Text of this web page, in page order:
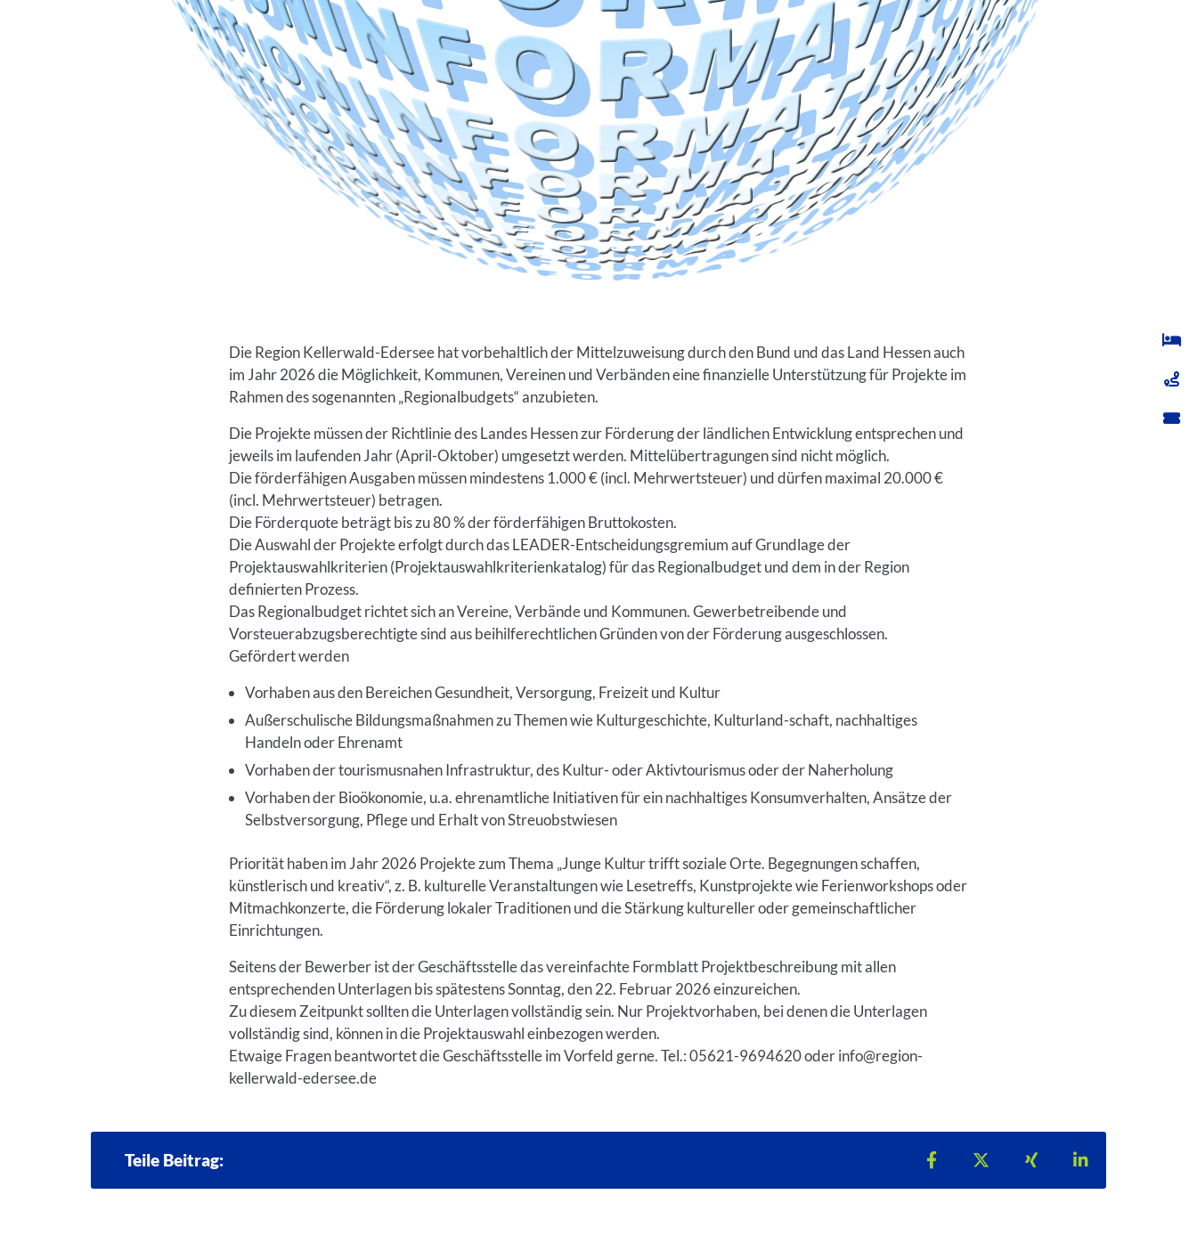
Die Region Kellerwald-Edersee hat vorbehaltlich der Mittelzuweisung durch den Bund und das Land Hessen auch
im Jahr 2026 die Möglichkeit, Kommunen, Vereinen und Verbänden eine finanzielle Unterstützung für Projekte im
Rahmen des sogenannten „Regionalbudgets“ anzubieten.
Die Projekte müssen der Richtlinie des Landes Hessen zur Förderung der ländlichen Entwicklung entsprechen und
jeweils im laufenden Jahr (April-Oktober) umgesetzt werden. Mittelübertragungen sind nicht möglich.
Die förderfähigen Ausgaben müssen mindestens 1.000 € (incl. Mehrwertsteuer) und dürfen maximal 20.000 €
(incl. Mehrwertsteuer) betragen.
Die Förderquote beträgt bis zu 80 % der förderfähigen Bruttokosten.
Die Auswahl der Projekte erfolgt durch das LEADER-Entscheidungsgremium auf Grundlage der
Projektauswahlkriterien (Projektauswahlkriterienkatalog) für das Regionalbudget und dem in der Region
definierten Prozess.
Das Regionalbudget richtet sich an Vereine, Verbände und Kommunen. Gewerbetreibende und
Vorsteuerabzugsberechtigte sind aus beihilferechtlichen Gründen von der Förderung ausgeschlossen.
Gefördert werden
Vorhaben aus den Bereichen Gesundheit, Versorgung, Freizeit und Kultur
Außerschulische Bildungsmaßnahmen zu Themen wie Kulturgeschichte, Kulturland-schaft, nachhaltiges
Handeln oder Ehrenamt
Vorhaben der tourismusnahen Infrastruktur, des Kultur- oder Aktivtourismus oder der Naherholung
Vorhaben der Bioökonomie, u.a. ehrenamtliche Initiativen für ein nachhaltiges Konsumverhalten, Ansätze der
Selbstversorgung, Pflege und Erhalt von Streuobstwiesen
Priorität haben im Jahr 2026 Projekte zum Thema „Junge Kultur trifft soziale Orte. Begegnungen schaffen,
künstlerisch und kreativ“, z. B. kulturelle Veranstaltungen wie Lesetreffs, Kunstprojekte wie Ferienworkshops oder
Mitmachkonzerte, die Förderung lokaler Traditionen und die Stärkung kultureller oder gemeinschaftlicher
Einrichtungen.
Seitens der Bewerber ist der Geschäftsstelle das vereinfachte Formblatt Projektbeschreibung mit allen
entsprechenden Unterlagen bis spätestens Sonntag, den 22. Februar 2026 einzureichen.
Zu diesem Zeitpunkt sollten die Unterlagen vollständig sein. Nur Projektvorhaben, bei denen die Unterlagen
vollständig sind, können in die Projektauswahl einbezogen werden.
Etwaige Fragen beantwortet die Geschäftsstelle im Vorfeld gerne. Tel.: 05621-9694620 oder info@region-
kellerwald-edersee.de
Teile Beitrag: Teilen auf Facebook
Teilen auf XTeilen auf Xing
Teilen auf